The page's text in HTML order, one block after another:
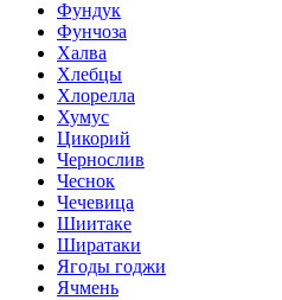
Фундук
Фунчоза
Халва
Хлебцы
Хлорелла
Хумус
Цикорий
Чернослив
Чеснок
Чечевица
Шиитаке
Ширатаки
Ягоды годжи
Ячмень